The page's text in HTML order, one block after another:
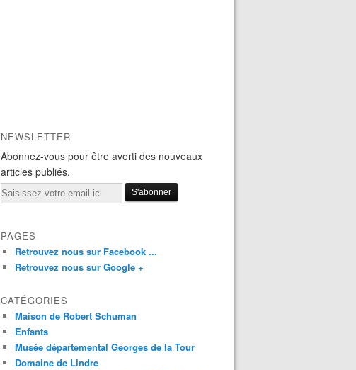
NEWSLETTER
Abonnez-vous pour être averti des nouveaux
articles publiés.
Email
PAGES
Retrouvez nous sur Facebook ...
Retrouvez nous sur Google +
CATÉGORIES
Maison de Robert Schuman
Enfants
Musée départemental Georges de la Tour
Domaine de Lindre